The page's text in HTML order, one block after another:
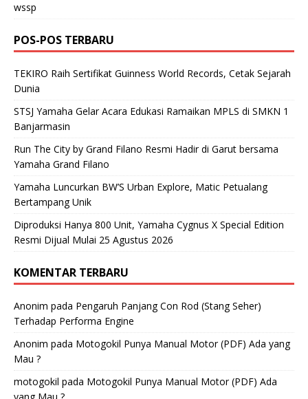
wssp
POS-POS TERBARU
TEKIRO Raih Sertifikat Guinness World Records, Cetak Sejarah
Dunia
STSJ Yamaha Gelar Acara Edukasi Ramaikan MPLS di SMKN 1
Banjarmasin
Run The City by Grand Filano Resmi Hadir di Garut bersama
Yamaha Grand Filano
Yamaha Luncurkan BW’S Urban Explore, Matic Petualang
Bertampang Unik
Diproduksi Hanya 800 Unit, Yamaha Cygnus X Special Edition
Resmi Dijual Mulai 25 Agustus 2026
KOMENTAR TERBARU
Anonim pada Pengaruh Panjang Con Rod (Stang Seher)
Terhadap Performa Engine
Anonim pada Motogokil Punya Manual Motor (PDF) Ada yang
Mau ?
motogokil pada Motogokil Punya Manual Motor (PDF) Ada